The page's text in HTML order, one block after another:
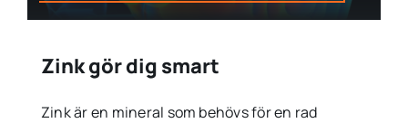
Zink gör dig smart
Zink är en mineral som behövs för en rad